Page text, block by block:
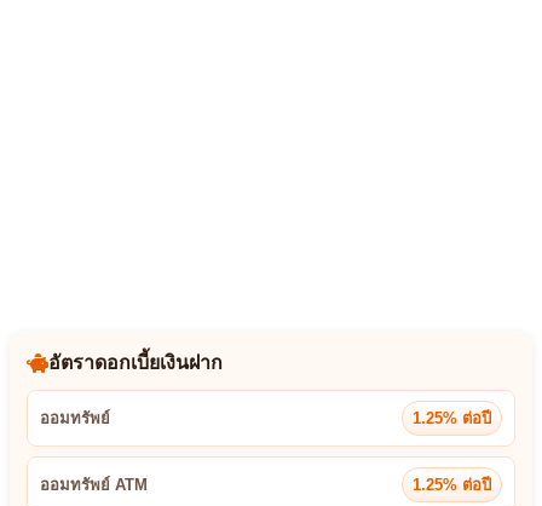
อัตราดอกเบี้ยเงินฝาก
ออมทรัพย์ 1.25% ต่อปี
ออมทรัพย์ ATM 1.25% ต่อปี